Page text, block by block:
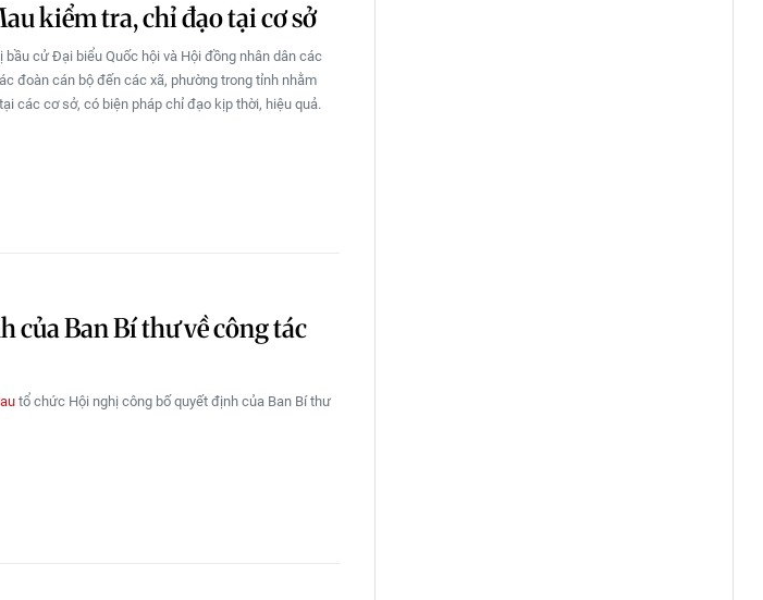
kiểm tra, chỉ đạo tại cơ sở
cử Đại biểu Quốc hội và Hội đồng nhân dân các
đoàn cán bộ đến các xã, phường trong tỉnh nhằm
các cơ sở, có biện pháp chỉ đạo kịp thời, hiệu quả.
của Ban Bí thư về công tác
tổ chức Hội nghị công bố quyết định của Ban Bí thư